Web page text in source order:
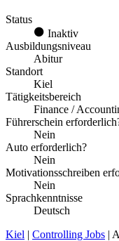
Status
Inaktiv
Ausbildungsniveau
Abitur
Standort
Kiel
Tätigkeitsbereich
Finance /
Führerschein
Nein
Auto erforderlich?
Nein
Motivationsschreiben
Nein
Sprachkenntnisse
Deutsch
Kiel | Controlling Jobs |